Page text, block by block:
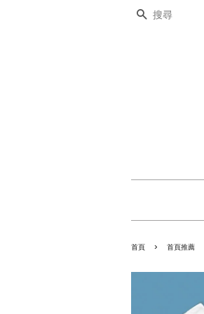
搜尋
首頁 › 首頁推薦